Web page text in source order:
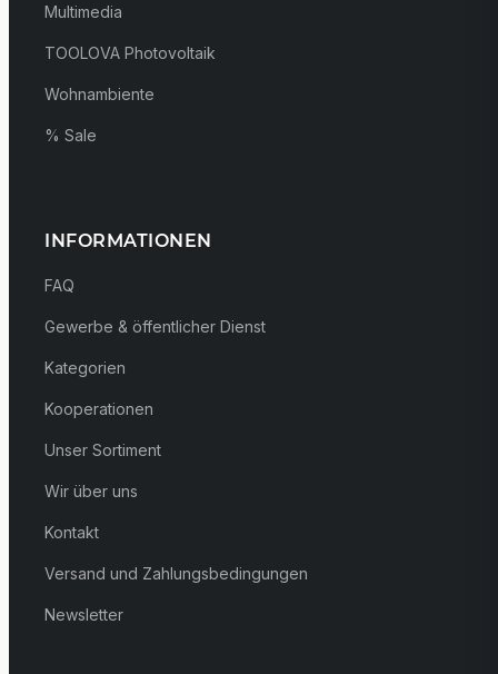
Multimedia
TOOLOVA Photovoltaik
Wohnambiente
% Sale
INFORMATIONEN
FAQ
Gewerbe & öffentlicher Dienst
Kategorien
Kooperationen
Unser Sortiment
Wir über uns
Kontakt
Versand und Zahlungsbedingungen
Newsletter